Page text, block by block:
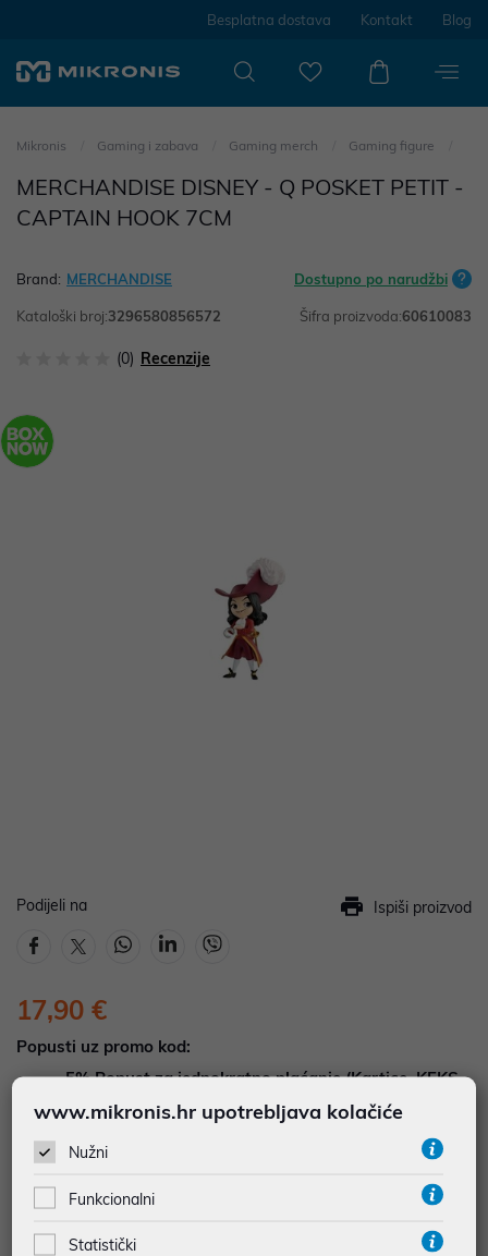
Besplatna dostava Kontakt Blog
Mikronis Gaming i zabava Gaming merch Gaming figure
MERCHANDISE DISNEY - Q POSKET PETIT -
CAPTAIN HOOK 7CM
Brand: MERCHANDISE Dostupno po narudžbi
Kataloški broj:3296580856572 Šifra proizvoda:60610083
(0) Recenzije
Podijeli na Ispiši proizvod
17,90 €
Popusti uz promo kod:
5%Popust za jednokratno plaćanje (Kartice, KEKS
pay, Virman, Gotovina, Crypto) uz promo kod
"POPUST" , popusti se međusobno ne zbrajaju
Dodajte u košaricu
www.mikronis.hr upotrebljava kolačiće
Nužni
Funkcionalni
Statistički